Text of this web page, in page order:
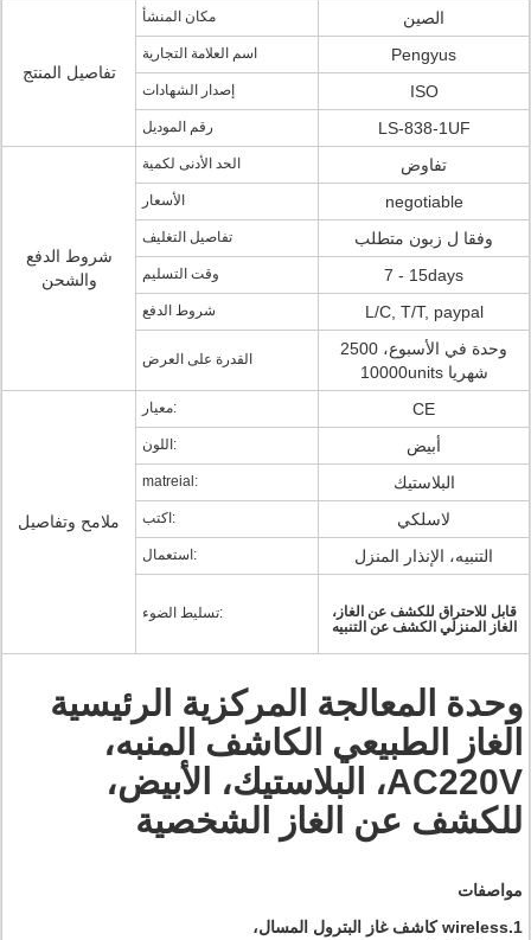
تفاصيل المنتج
مكان المنشأ الصين
اسم العلامة التجارية Pengyus
إصدار الشهادات ISO
رقم الموديل LS-838-1UF
شروط الدفع
والشحن
الحد الأدنى لكمية تفاوض
الأسعار negotiable
تفاصيل التغليف وفقا ل زبون متطلب
وقت التسليم 7 - 15days
شروط الدفع L/C, T/T, paypal
القدرة على العرض
2500 وحدة في الأسبوع،
10000units شهريا
ملامح وتفاصيل
معيار: CE
اللون: أبيض
matreial: البلاستيك
اكتب: لاسلكي
استعمال: التنبيه، الإنذار المنزل
تسليط الضوء:
قابل للاحتراق للكشف عن الغاز،
الغاز المنزلي الكشف عن التنبيه
وحدة المعالجة المركزية الرئيسية
الغاز الطبيعي الكاشف المنبه،
AC220V، البلاستيك، الأبيض،
للكشف عن الغاز الشخصية
مواصفات
1.wireless كاشف غاز البترول المسال،